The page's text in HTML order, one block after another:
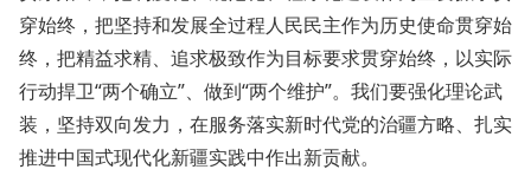
穿始终，把坚持和发展全过程人民民主作为历史使命贯穿始
终，把精益求精、追求极致作为目标要求贯穿始终，以实际
行动捍卫“两个确立”、做到“两个维护”。我们要强化理论武
装，坚持双向发力，在服务落实新时代党的治疆方略、扎实
推进中国式现代化新疆实践中作出新贡献。